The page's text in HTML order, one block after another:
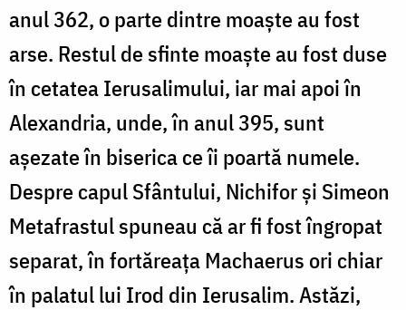
anul 362, o parte dintre moaște au fost
arse. Restul de sfinte moaște au fost duse
în cetatea Ierusalimului, iar mai apoi în
Alexandria, unde, în anul 395, sunt
așezate în biserica ce îi poartă numele.
Despre capul Sfântului, Nichifor și Simeon
Metafrastul spuneau că ar fi fost îngropat
separat, în fortăreața Machaerus ori chiar
în palatul lui Irod din Ierusalim. Astăzi,